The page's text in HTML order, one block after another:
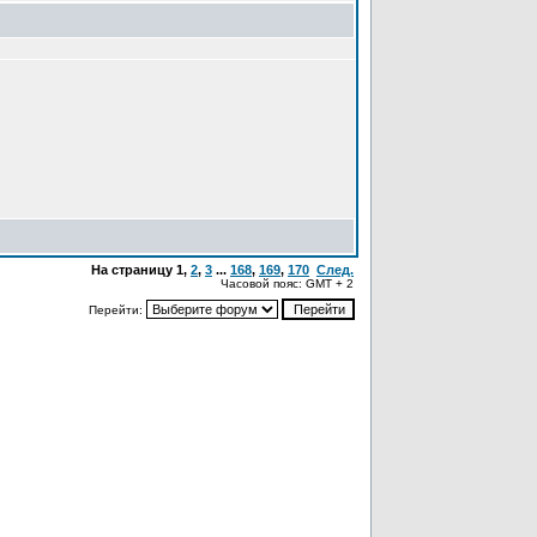
На страницу 1, 2, 3 ... 168, 169, 170 След.
Часовой пояс: GMT + 2
Перейти: